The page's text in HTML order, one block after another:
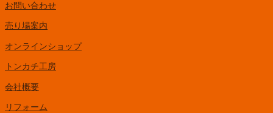
お問い合わせ
売り場案内
オンラインショップ
トンカチ工房
会社概要
リフォーム